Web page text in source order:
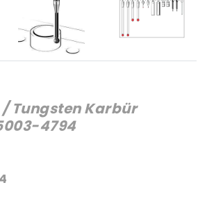
/ Tungsten Karbür
4794